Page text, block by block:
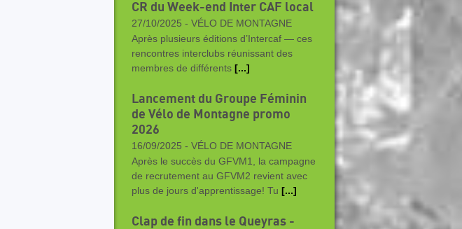
CR du Week-end Inter CAF local
27/10/2025 - VÉLO DE MONTAGNE
Après plusieurs éditions d’Intercaf — ces
rencontres interclubs réunissant des
membres de différents [...]
Lancement du Groupe Féminin
de Vélo de Montagne promo
2026
16/09/2025 - VÉLO DE MONTAGNE
Après le succès du GFVM1, la campagne
de recrutement au GFVM2 revient avec
plus de jours d'apprentissage! Tu [...]
Clap de fin dans le Queyras -